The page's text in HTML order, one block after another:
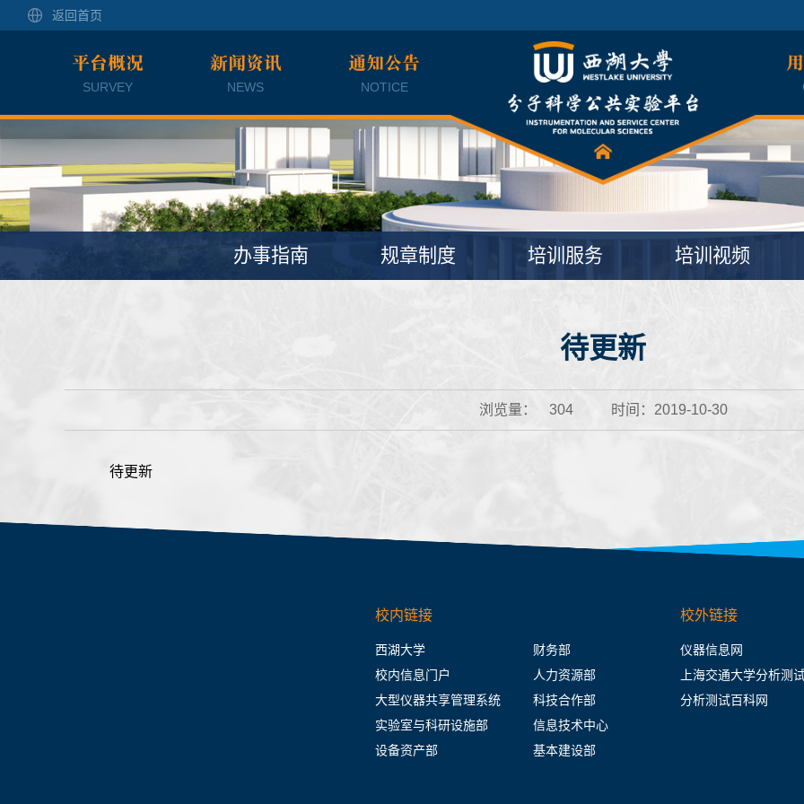
返回首页
平台概况
SURVEY
新闻资讯
NEWS
通知公告
NOTICE
办事指南 规章制度 培训服务 培训视频
待更新​
浏览量： 304 时间：2019-10-30
待更新
校内链接
西湖大学
校内信息门户
大型仪器共享管理系统
实验室与科研设施部
设备资产部
财务部
人力资源部
科技合作部
信息技术中心
基本建设部
校外链接
仪器信息网
上海交通大学分析测
分析测试百科网